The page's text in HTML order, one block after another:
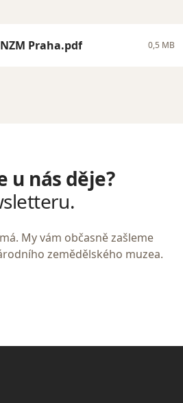
Praha.pdf 0,5 MB
u nás děje?
My vám občasně zašleme
zemědělského muzea.